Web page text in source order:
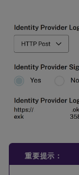
重要提示：